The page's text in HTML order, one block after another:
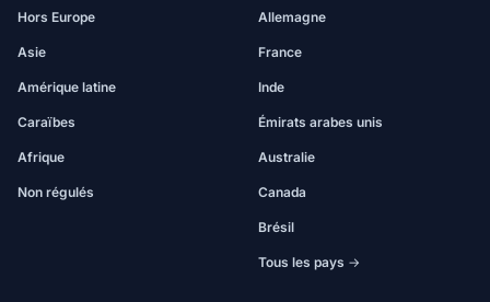
Hors Europe
Asie
Amérique latine
Caraïbes
Afrique
Non régulés
Allemagne
France
Inde
Émirats arabes unis
Australie
Canada
Brésil
Tous les pays →